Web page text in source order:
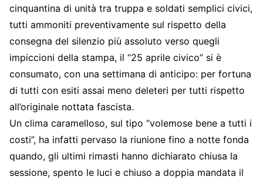
cinquantina di unità tra truppa e soldati semplici civici,
tutti ammoniti preventivamente sul rispetto della
consegna del silenzio più assoluto verso quegli
impiccioni della stampa, il “25 aprile civico” si è
consumato, con una settimana di anticipo: per fortuna
di tutti con esiti assai meno deleteri per tutti rispetto
all’originale nottata fascista.
Un clima caramelloso, sul tipo “volemose bene a tutti i
costi”, ha infatti pervaso la riunione fino a notte fonda
quando, gli ultimi rimasti hanno dichiarato chiusa la
sessione, spento le luci e chiuso a doppia mandata il